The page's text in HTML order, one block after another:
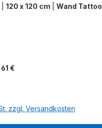
120 x 120 cm Wand Tattoo
€
zzgl. Versandkosten